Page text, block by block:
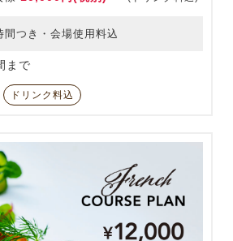
間つき・会場使用料込
まで
ドリンク料込